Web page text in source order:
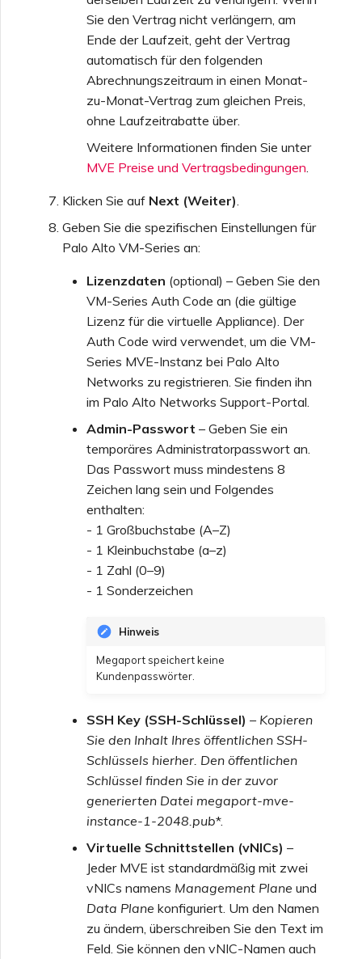
Sie den Vertrag nicht verlängern, am
Ende der Laufzeit, geht der Vertrag
automatisch für den folgenden
Abrechnungszeitraum in einen Monat-
zu-Monat-Vertrag zum gleichen Preis,
ohne Laufzeitrabatte über.
Weitere Informationen finden Sie unter
MVE Preise und Vertragsbedingungen.
Klicken Sie auf Next (Weiter).
Geben Sie die spezifischen Einstellungen für
Palo Alto VM-Series an:
Lizenzdaten (optional) – Geben Sie den
VM-Series Auth Code an (die gültige
Lizenz für die virtuelle Appliance). Der
Auth Code wird verwendet, um die VM-
Series MVE-Instanz bei Palo Alto
Networks zu registrieren. Sie finden ihn
im Palo Alto Networks Support-Portal.
Admin-Passwort – Geben Sie ein
temporäres Administratorpasswort an.
Das Passwort muss mindestens 8
Zeichen lang sein und Folgendes
enthalten:
- 1 Großbuchstabe (A–Z)
- 1 Kleinbuchstabe (a–z)
- 1 Zahl (0–9)
- 1 Sonderzeichen
Hinweis
Megaport speichert keine
Kundenpasswörter.
SSH Key (SSH-Schlüssel) – Kopieren
Sie den Inhalt Ihres öffentlichen SSH-
Schlüssels hierher. Den öffentlichen
Schlüssel finden Sie in der zuvor
generierten Datei megaport-mve-
instance-1-2048.pub*.
Virtuelle Schnittstellen (vNICs) –
Jeder MVE ist standardmäßig mit zwei
vNICs namens Management Plane und
Data Plane konfiguriert. Um den Namen
zu ändern, überschreiben Sie den Text im
Feld. Sie können den vNIC-Namen auch